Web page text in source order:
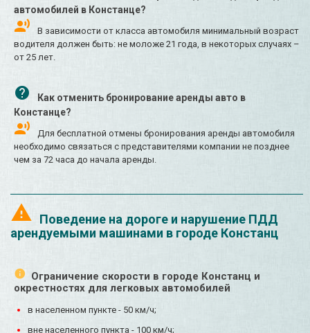
автомобилей в Констанце?
В зависимости от класса автомобиля минимальный возраст
водителя должен быть: не моложе 21 года, в некоторых случаях –
от 25 лет.
Как отменить бронирование аренды авто в
Констанце?
Для бесплатной отмены бронирования аренды автомобиля
необходимо связаться с представителями компании не позднее
чем за 72 часа до начала аренды.
Поведение на дороге и нарушение ПДД
арендуемыми машинами в городе Констанц
Ограничение скорости в городе Констанц и
окрестностях для легковых автомобилей
в населенном пункте - 50 км/ч;
вне населенного пункта - 100 км/ч;